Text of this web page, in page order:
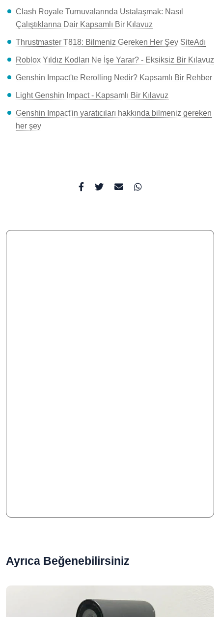
Clash Royale Turnuvalarında Ustalaşmak: Nasıl
Çalıştıklarına Dair Kapsamlı Bir Kılavuz
Thrustmaster T818: Bilmeniz Gereken Her Şey SiteAdı
Roblox Yıldız Kodları Ne İşe Yarar? - Eksiksiz Bir Kılavuz
Genshin Impact'te Rerolling Nedir? Kapsamlı Bir Rehber
Light Genshin Impact - Kapsamlı Bir Kılavuz
Genshin Impact'in yaratıcıları hakkında bilmeniz gereken
her şey
Ayrıca Beğenebilirsiniz